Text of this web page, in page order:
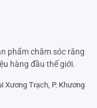
phẩm chăm sóc răng
hàng đầu thế giới.
Xương Trạch, P. Khương